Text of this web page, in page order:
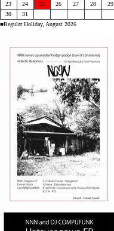
23
24 25 26 27 28
29
30
31
■Regular Holiday, August 2026